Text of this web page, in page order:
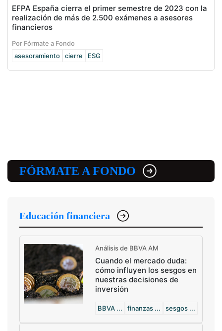
EFPA España cierra el primer semestre de 2023 con la
realización de más de 2.500 exámenes a asesores
financieros
Por Fórmate a Fondo
asesoramiento
cierre ESG
FÓRMATE A FONDO
Educación financiera
Análisis de BBVA AM
Cuando el mercado duda:
cómo influyen los sesgos en
nuestras decisiones de
inversión
BBVA ... finanzas ... sesgos ...